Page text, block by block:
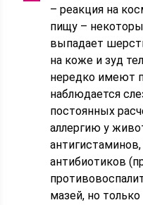
– реакция на
пищу –
выпадает
на коже и зуд
нередко имеют
наблюдается
постоянных
аллергию у
антибиотиков
мазей, но